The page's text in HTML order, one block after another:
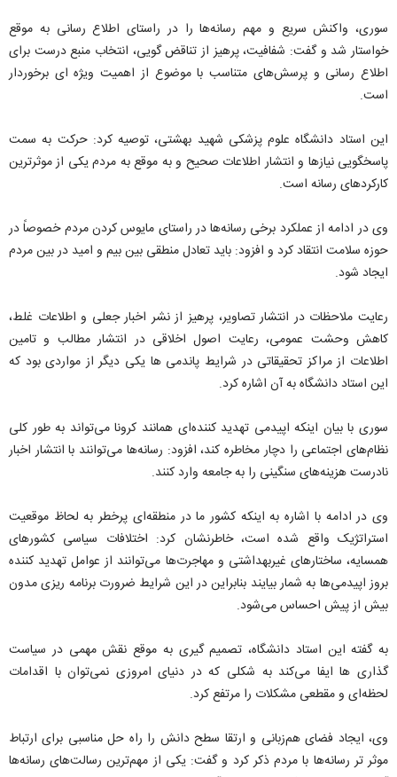
سوری، واکنش سریع و مهم رسانه‌ها را در راستای اطلاع رسانی به موقع
خواستار شد و گفت: شفافیت، پرهیز از تناقض گویی، انتخاب منبع درست برای
اطلاع رسانی و پرسش‌های متناسب با موضوع از اهمیت ویژه ای برخوردار
است.
این استاد دانشگاه علوم پزشکی شهید بهشتی، توصیه کرد: حرکت به سمت
پاسخگویی نیازها و انتشار اطلاعات صحیح و به موقع به مردم یکی از موثرترین
کارکردهای رسانه است.
وی در ادامه از عملکرد برخی رسانه‌ها در راستای مایوس کردن مردم خصوصاً در
حوزه سلامت انتقاد کرد و افزود: باید تعادل منطقی بین بیم و امید در بین مردم
ایجاد شود.
رعایت ملاحظات در انتشار تصاویر، پرهیز از نشر اخبار جعلی و اطلاعات غلط،
کاهش وحشت عمومی، رعایت اصول اخلاقی در انتشار مطالب و تامین
اطلاعات از مراکز تحقیقاتی در شرایط پاندمی ها یکی دیگر از مواردی بود که
این استاد دانشگاه به آن اشاره کرد.
سوری با بیان اینکه اپیدمی تهدید کننده‌ای همانند کرونا می‌تواند به طور کلی
نظام‌های اجتماعی را دچار مخاطره کند، افزود: رسانه‌ها می‌توانند با انتشار اخبار
نادرست هزینه‌های سنگینی را به جامعه وارد کنند.
وی در ادامه با اشاره به اینکه کشور ما در منطقه‌ای پرخطر به لحاظ موقعیت
استراتژیک واقع شده است، خاطرنشان کرد: اختلافات سیاسی کشورهای
همسایه، ساختارهای غیربهداشتی و مهاجرت‌ها می‌توانند از عوامل تهدید کننده
بروز اپیدمی‌ها به شمار بیایند بنابراین در این شرایط ضرورت برنامه ریزی مدون
بیش از پیش احساس می‌شود.
به گفته این استاد دانشگاه، تصمیم گیری به موقع نقش مهمی در سیاست
گذاری ها ایفا می‌کند به شکلی که در دنیای امروزی نمی‌توان با اقدامات
لحظه‌ای و مقطعی مشکلات را مرتفع کرد.
وی، ایجاد فضای هم‌زبانی و ارتقا سطح دانش را راه حل مناسبی برای ارتباط
موثر تر رسانه‌ها با مردم ذکر کرد و گفت: یکی از مهم‌ترین رسالت‌های رسانه‌ها